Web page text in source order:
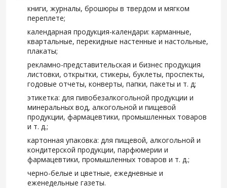
книги, журналы, брошюры в твердом и мягком
переплете;
календарная продукция-календари: карманные,
квартальные, перекидные настенные и настольные,
плакаты;
рекламно-представительская и бизнес продукция
листовки, открытки, стикеры, буклеты, проспекты,
годовые отчеты, конверты, папки, пакеты и т. д;
этикетка: для пивобезалкогольной продукции и
минеральных вод, алкогольной и пищевой
продукции, фармацевтики, промышленных товаров
и т. д.;
картонная упаковка: для пищевой, алкогольной и
кондитерской продукции, парфюмерии и
фармацевтики, промышленных товаров и т. д.;
черно-белые и цветные, ежедневные и
еженедельные газеты.